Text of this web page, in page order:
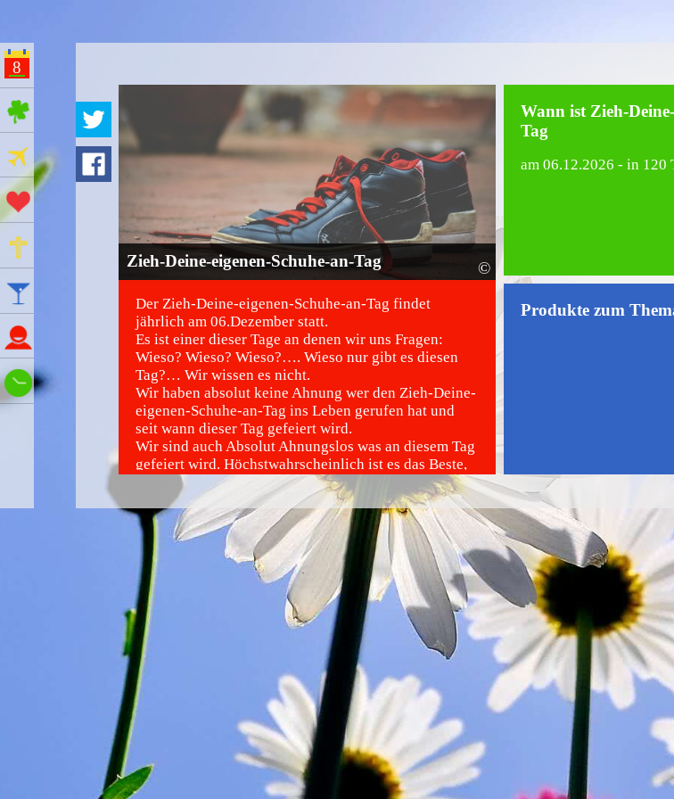
8
ges Feiertage
Ferien
Aktionstage
Gedenktage
Namenstage
Wie spät ist es?
Zieh-Deine-eigenen-Schuhe-an-Tag ©
Der Zieh-Deine-eigenen-Schuhe-an-Tag findet
jährlich am 06.Dezember statt.
Es ist einer dieser Tage an denen wir uns Fragen:
Wieso? Wieso? Wieso?…. Wieso nur gibt es diesen
Tag?… Wir wissen es nicht.
Wir haben absolut keine Ahnung wer den Zieh-Deine-
eigenen-Schuhe-an-Tag ins Leben gerufen hat und
seit wann dieser Tag gefeiert wird.
Wir sind auch Absolut Ahnungslos was an diesem Tag
gefeiert wird. Höchstwahrscheinlich ist es das Beste,
wenn ihr am Zieh-Deine-eigenen-Schuhe-an-Tag zur
Abwechslung mal eure eigenen Schuhe anzieht…!
Wann ist Zieh-
Tag
am06.12.2026 - in 120
Produkte zum